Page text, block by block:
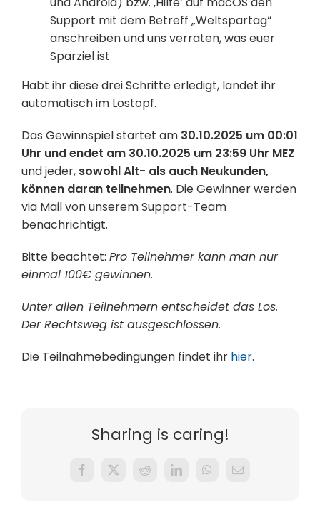
Support mit dem Betreff „Weltspartag“
anschreiben und uns verraten, was euer
Sparziel ist
Habt ihr diese drei Schritte erledigt, landet ihr
automatisch im Lostopf.
Das Gewinnspiel startet am 30.10.2025 um 00:01
Uhr und endet am 30.10.2025 um 23:59 Uhr MEZ
und jeder, sowohl Alt- als auch Neukunden,
können daran teilnehmen. Die Gewinner werden
via Mail von unserem Support-Team
benachrichtigt.
Bitte beachtet: Pro Teilnehmer kann man nur
einmal 100€ gewinnen.
Unter allen Teilnehmern entscheidet das Los.
Der Rechtsweg ist ausgeschlossen.
Die Teilnahmebedingungen findet ihr hier.
Sharing is caring!
Facebook
X Reddit LinkedInWhatsApp
E-